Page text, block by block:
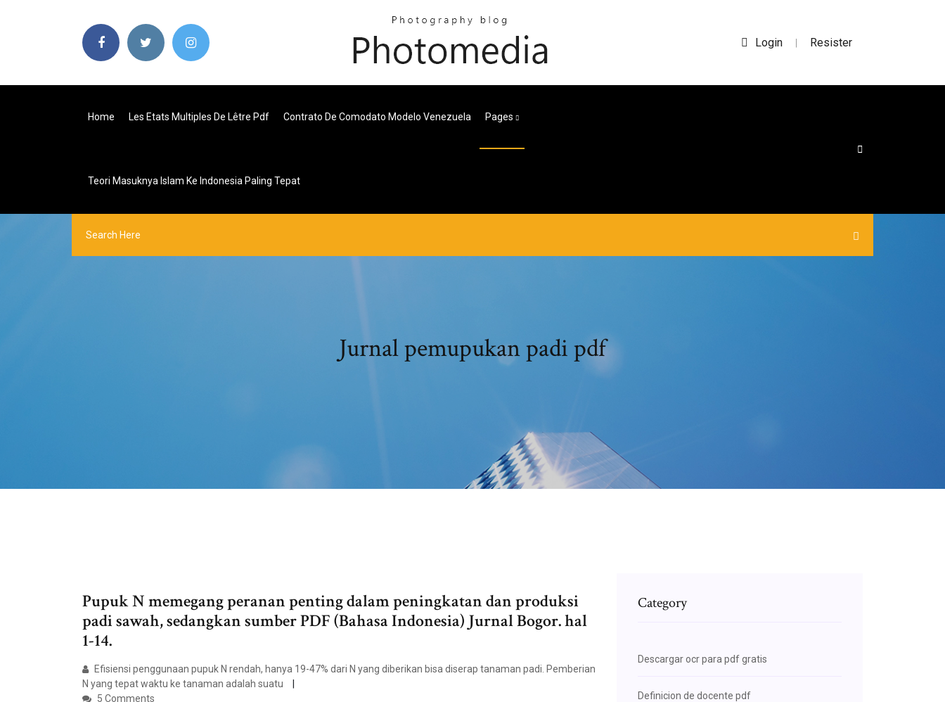
Login | Resister
Home Les Etats Multiples De Lêtre Pdf Contrato De Comodato Modelo Venezuela Pages
Teori Masuknya Islam Ke Indonesia Paling Tepat
Jurnal pemupukan padi pdf
Pupuk N memegang peranan penting dalam peningkatan dan produksi
padi sawah, sedangkan sumber PDF (Bahasa Indonesia) Jurnal Bogor. hal
1-14.
Efisiensi penggunaan pupuk N rendah, hanya 19-47% dari N yang diberikan bisa diserap tanaman padi. Pemberian
N yang tepat waktu ke tanaman adalah suatu
5 Comments
Category
Descargar ocr para pdf gratis
Definicion de docente pdf